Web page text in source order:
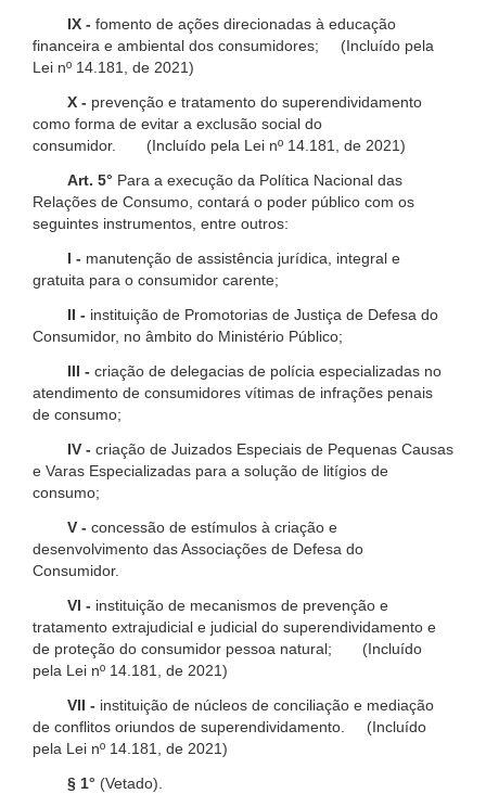
IX - fomento de ações direcionadas à educação
financeira e ambiental dos consumidores; (Incluído pela
Lei nº 14.181, de 2021)
X - prevenção e tratamento do superendividamento
como forma de evitar a exclusão social do
consumidor. (Incluído pela Lei nº 14.181, de 2021)
Art. 5° Para a execução da Política Nacional das
Relações de Consumo, contará o poder público com os
seguintes instrumentos, entre outros:
I - manutenção de assistência jurídica, integral e
gratuita para o consumidor carente;
II - instituição de Promotorias de Justiça de Defesa do
Consumidor, no âmbito do Ministério Público;
III - criação de delegacias de polícia especializadas no
atendimento de consumidores vítimas de infrações penais
de consumo;
IV - criação de Juizados Especiais de Pequenas Causas
e Varas Especializadas para a solução de litígios de
consumo;
V - concessão de estímulos à criação e
desenvolvimento das Associações de Defesa do
Consumidor.
VI - instituição de mecanismos de prevenção e
tratamento extrajudicial e judicial do superendividamento e
de proteção do consumidor pessoa natural; (Incluído
pela Lei nº 14.181, de 2021)
VII - instituição de núcleos de conciliação e mediação
de conflitos oriundos de superendividamento. (Incluído
pela Lei nº 14.181, de 2021)
§ 1° (Vetado).